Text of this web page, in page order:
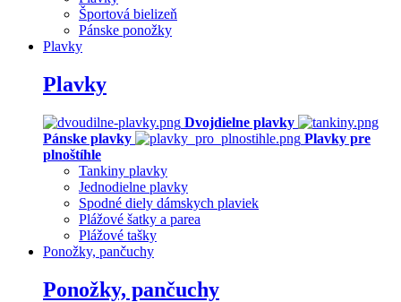
Športová bielizeň
Pánske ponožky
Plavky
Plavky
Dvojdielne plavky
Pánske plavky
Plavky pre
plnoštíhle
Tankiny plavky
Jednodielne plavky
Spodné diely dámskych plaviek
Plážové šatky a parea
Plážové tašky
Ponožky, pančuchy
Ponožky, pančuchy